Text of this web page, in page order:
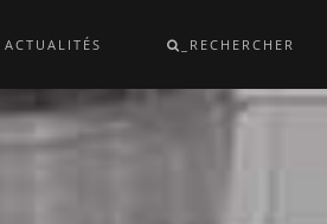
ACTUALITÉS _RECHERCHER